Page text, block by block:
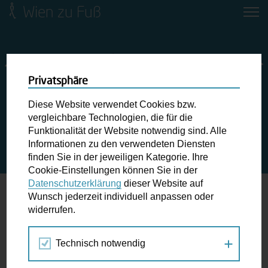
Wien zu Fuß
Mobilitätsbildung für Kinder und
Ringstraße-Neugestaltung
Wiener Fußwegekarte
Newsletter abonnieren
Wunschbox
der Ampel ...
STARTSEITE BLOG
LIDO GEHT WEITER: BEZIRKE
„LINKS DER DONAU“ FÖRDERN DAS ZU-FUSS-GEHEN N
ACHHALTIG
LiDo geht weiter: Bezirke „Links der
Donau“ fördern das Zu-Fuß-Gehen
nachhaltig
Privatsphäre
Diese Website verwendet Cookies bzw.
vergleichbare Technologien, die für die
Funktionalität der Website notwendig sind. Alle
Informationen zu den verwendeten Diensten
finden Sie in der jeweiligen Kategorie. Ihre
Cookie-Einstellungen können Sie in der
Datenschutzerklärung dieser Website auf
Wunsch jederzeit individuell anpassen oder
widerrufen.
Technisch notwendig